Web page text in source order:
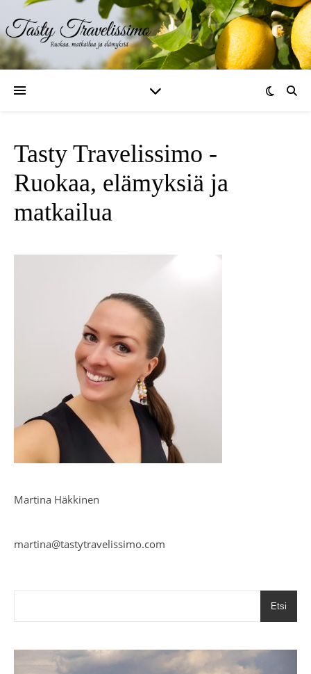
Tasty Travelissimo -
Ruokaa, elämyksiä ja
matkailua
Martina Häkkinen
martina@tastytravelissimo.com
Etsi